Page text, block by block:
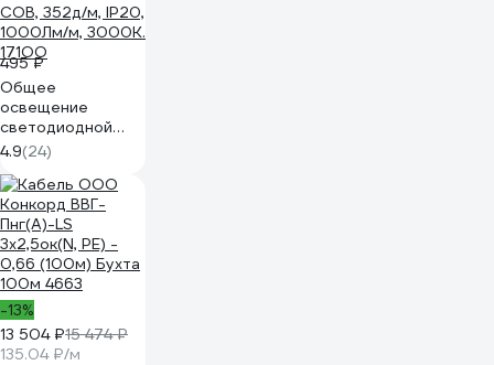
495 ₽
Общее
освещение
светодиодной
лентой Apeyron
2м, 24В, 11Вт/м,
COB, 352д/м, IP20,
1000Лм/м, 3000К.
171ОО
4.9(24)
-13%
13 504 ₽15 474 ₽
135.04 ₽/м